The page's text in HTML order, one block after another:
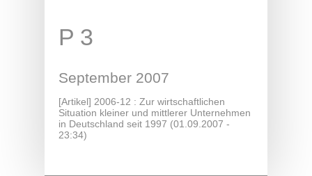
P 3
September 2007
[Artikel] 2006-12 : Zur wirtschaftlichen
Situation kleiner und mittlerer Unternehmen
in Deutschland seit 1997 (01.09.2007 -
23:34)